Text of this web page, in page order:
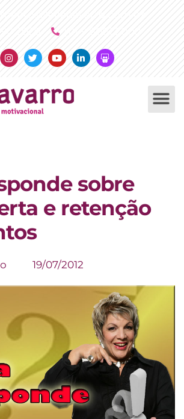
InstagramTwitterYoutubeLinkedinSlideshare
sobre
e retenção
19/07/2012